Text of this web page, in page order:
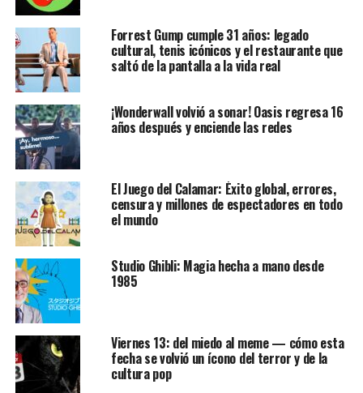
Forrest Gump cumple 31 años: legado
cultural, tenis icónicos y el restaurante que
saltó de la pantalla a la vida real
¡Wonderwall volvió a sonar! Oasis regresa 16
años después y enciende las redes
El Juego del Calamar: Éxito global, errores,
censura y millones de espectadores en todo
el mundo
Studio Ghibli: Magia hecha a mano desde
1985
Viernes 13: del miedo al meme — cómo esta
fecha se volvió un ícono del terror y de la
cultura pop